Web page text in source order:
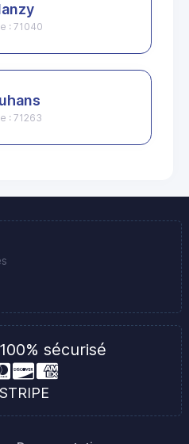
: 71040
: 71263
sécurisé